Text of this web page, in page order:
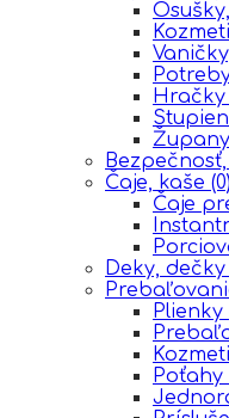
Župany
Čaje, kaše (0)
Čaje
Deky, dečky
Plienky